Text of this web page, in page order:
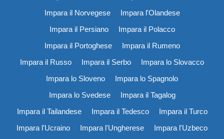
Impara il Norvegese
Impara l'Olandese
Impara il Persiano
Impara il Polacco
Impara il Portoghese
Impara il Rumeno
Impara il Russo
Impara il Serbo
Impara lo Slovacco
Impara lo Sloveno
Impara lo Spagnolo
Impara lo Svedese
Impara il Tagalog
Impara il Tailandese
Impara il Tedesco
Impara il Turco
Impara l'Ucraino
Impara l'Ungherese
Impara l'Uzbeco